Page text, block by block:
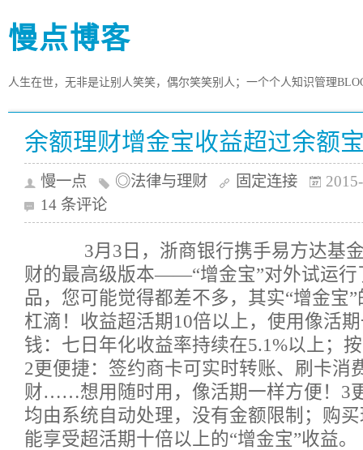
慢点博客
人生在世，无非是让别人笑笑，偶尔笑笑别人；一个个人知识管理
余额理财增金宝收益超过余额
慢一点 ◎法律与理财 固定连接
14 条评论
3月3日，浙商银行携手易方达基金
财的最高级版本——“增金宝”对外试运行
品，您可能觉得都差不多，其实“增金宝
杠滴！收益超活期10倍以上，使用像活
钱：七日年化收益率持续在5.1%以上；
2更便捷：签约商卡可实时转账、刷卡消
财……想用随时用，像活期一样方便！3
均由系统自动处理，没有金额限制；购
能享受超活期十倍以上的“增金宝”收益。